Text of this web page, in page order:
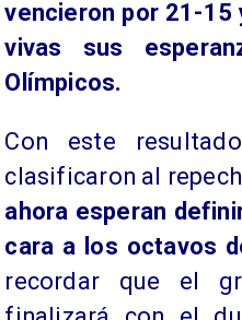
vencieron por 21-15
vivas sus
Olímpicos.
Con este
clasificaron al
ahora esperan
cara a los octavos
recordar que el